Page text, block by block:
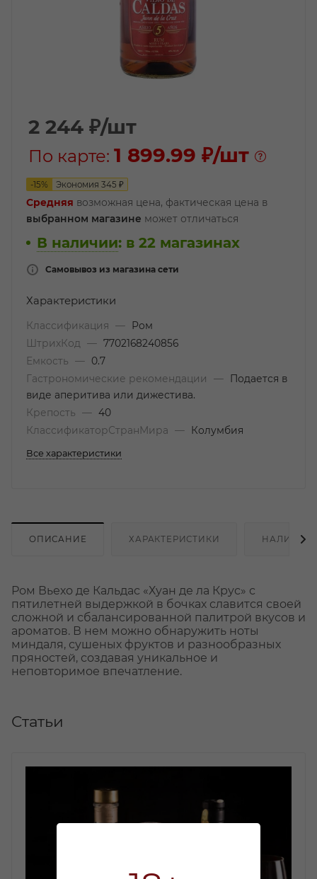
2 244 ₽/шт
По карте: 1 899.99 ₽/шт
-15% Экономия 345 ₽
Средняя возможная цена, фактическая цена в
выбранном магазине может отличаться
В наличии: в 22 магазинах
Самовывоз из магазина сети
Характеристики
Классификация —
Ром
ШтрихКод
— 7702168240856
Емкость
—
0.7
Гастрономические рекомендации
—
Подается в
виде аперитива или дижестива.
Крепость
— 40
КлассификаторСтранМира
— Колумбия
Все характеристики
ОПИСАНИЕ ХАРАКТЕРИСТИКИ НАЛИЧИЕ
Ром Вьехо де Кальдас «Хуан де ла Крус» с
пятилетней выдержкой в бочках славится своей
сложной и сбалансированной палитрой вкусов и
ароматов. В нем можно обнаружить ноты
миндаля, сушеных фруктов и разнообразных
пряностей, создавая уникальное и
неповторимое впечатление.
Статьи